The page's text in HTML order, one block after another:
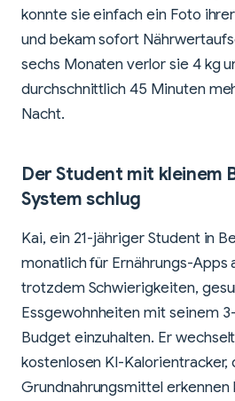
konnte sie einfach ein Foto
und bekam sofort
sechs Monaten verlor sie 4 kg
durchschnittlich 45 Minuten
Nacht.
Der Student mit kleinem
System schlug
Kai, ein 21-jähriger Student in
monatlich für Ernährungs-Apps
trotzdem Schwierigkeiten,
Essgewohnheiten mit seinem
Budget einzuhalten. Er
kostenlosen KI-Kalorientracker,
Grundnahrungsmittel erkennen